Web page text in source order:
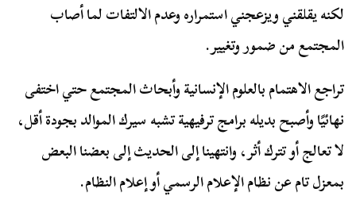
لكنه يقلقني ويزعجني استمراره وعدم الالتفات لما أصاب
المجتمع من ضمور وتغيير.
تراجع الاهتمام بالعلوم الإنسانية وأبحاث المجتمع حتي اختفى
نهائيًا وأصبح بديله برامج ترفيهية تشبه سيرك الموالد بجودة أقل،
لا تعالج أو تترك أثر، وانتهينا إلى الحديث إلى بعضنا البعض
بمعزل تام عن نظام الإعلام الرسمي أو إعلام النظام.